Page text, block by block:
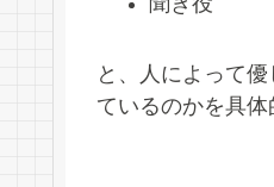
と、人によって
ているのかを具体